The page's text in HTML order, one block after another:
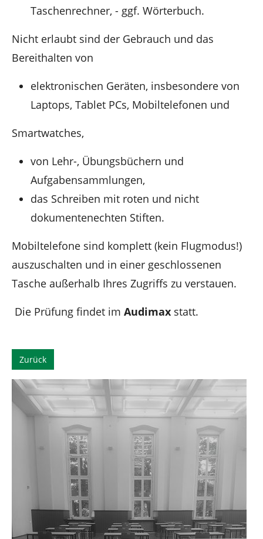
Taschenrechner, - ggf. Wörterbuch.
Nicht erlaubt sind der Gebrauch und das
Bereithalten von
elektronischen Geräten, insbesondere von
Laptops, Tablet PCs, Mobiltelefonen und
Smartwatches,
von Lehr-, Übungsbüchern und
Aufgabensammlungen,
das Schreiben mit roten und nicht
dokumentenechten Stiften.
Mobiltelefone sind komplett (kein Flugmodus!)
auszuschalten und in einer geschlossenen
Tasche außerhalb Ihres Zugriffs zu verstauen.
Die Prüfung findet im Audimax statt.
Zurück